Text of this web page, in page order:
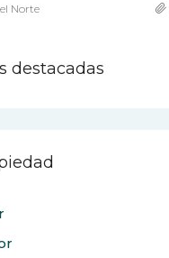
Norte
destacadas